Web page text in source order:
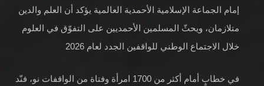
إمام الجماعة الإسلامية الأحمدية العالمية يؤكد أن العلم والدين
متلازمان، ويحثّ المسلمين الأحمديين على التفوّق في العلوم
خلال الاجتماع الوطني للواقفين الجدد لعام 2026
في خطابٍ أمام أكثر من 1700 امرأة وفتاة من الواقفات نو، فنّد